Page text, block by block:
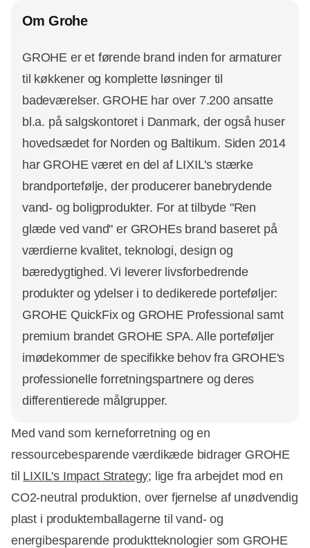
Om Grohe
GROHE er et førende brand inden for armaturer
til køkkener og komplette løsninger til
badeværelser. GROHE har over 7.200 ansatte
bl.a. på salgskontoret i Danmark, der også huser
hovedsædet for Norden og Baltikum. Siden 2014
har GROHE været en del af LIXIL's stærke
brandportefølje, der producerer banebrydende
vand- og boligprodukter. For at tilbyde "Ren
glæde ved vand" er GROHEs brand baseret på
værdierne kvalitet, teknologi, design og
bæredygtighed. Vi leverer livsforbedrende
produkter og ydelser i to dedikerede porteføljer:
GROHE QuickFix og GROHE Professional samt
premium brandet GROHE SPA. Alle porteføljer
imødekommer de specifikke behov fra GROHE's
professionelle forretningspartnere og deres
differentierede målgrupper.
Med vand som kerneforretning og en
ressourcebesparende værdikæde bidrager GROHE
til LIXIL's Impact Strategy; lige fra arbejdet mod en
CO2-neutral produktion, over fjernelse af unødvendig
plast i produktemballagerne til vand- og
energibesparende produktteknologier som GROHE